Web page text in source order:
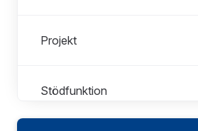
Projekt
Stödfunktion